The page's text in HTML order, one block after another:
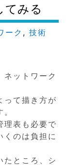
てみる
ーク , 技術
ットワーク
って描き方が
理表も必要で
くのは負担に
たところ、シ